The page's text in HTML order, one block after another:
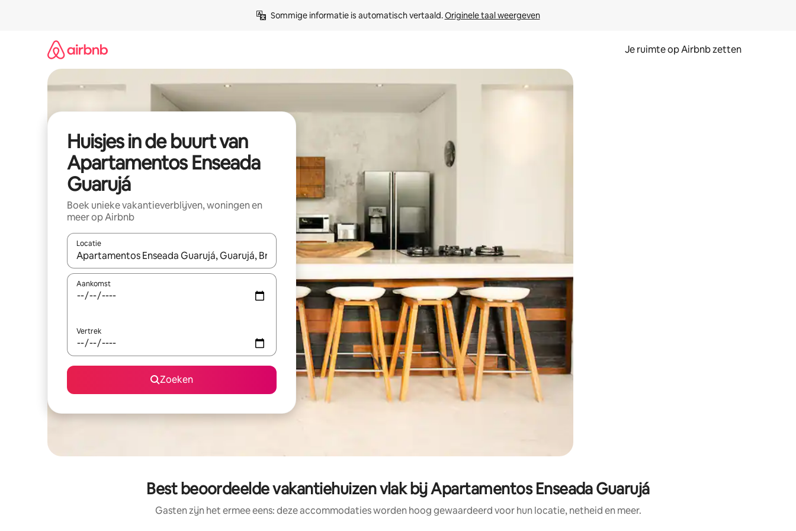
Sommige informatie is automatisch vertaald. Originele taal weergeven
Je ruimte op Airbnb zetten
Huisjes in de buurt van
Apartamentos Enseada
Guarujá
Boek unieke vakantieverblijven, woningen en
meer op Airbnb
Locatie
Wanneer er suggesties beschikbaar zijn, maak je een keuze met je de pijltjestoetsen omhoog en omlaag, óf door te tikken of swipen.
Aankomst
Vertrek
Zoeken
Best beoordeelde vakantiehuizen vlak bij Apartamentos Enseada Guarujá
Gasten zijn het ermee eens: deze accommodaties worden hoog gewaardeerd voor hun locatie, netheid en meer.